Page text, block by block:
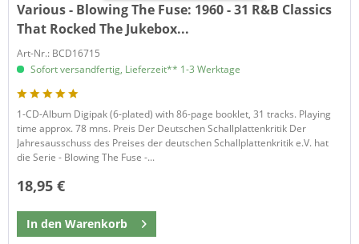
Various - Blowing The Fuse: 1960 - 31 R&B Classics
That Rocked The Jukebox...
Art-Nr.: BCD16715
Sofort versandfertig, Lieferzeit** 1-3 Werktage
1-CD-Album Digipak (6-plated) with 86-page booklet, 31 tracks. Playing
time approx. 78 mns. Preis Der Deutschen Schallplattenkritik Der
Jahresausschuss des Preises der deutschen Schallplattenkritik e.V. hat
die Serie - Blowing The Fuse -...
18,95 €
In den Warenkorb